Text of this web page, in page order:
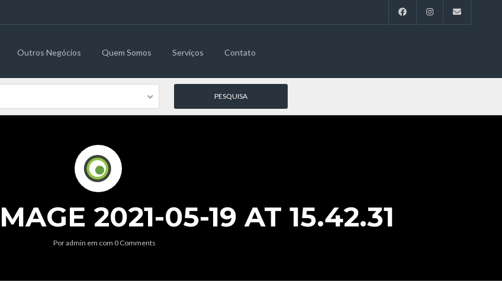
Outros Negócios Quem Somos Serviços Contato
2021-05-19 AT 15.42.31
Poradmin em com 0 Comments